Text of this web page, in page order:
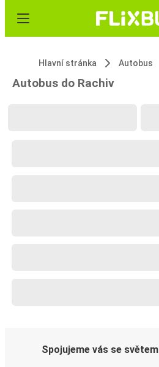
Hlavní stránka Autobus
Autobus do Rachiv
Spojujeme vás se světem